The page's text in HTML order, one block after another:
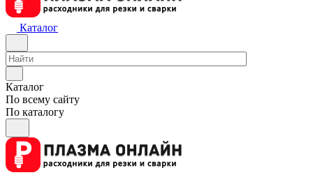
Каталог
Каталог
По всему сайту
По каталогу